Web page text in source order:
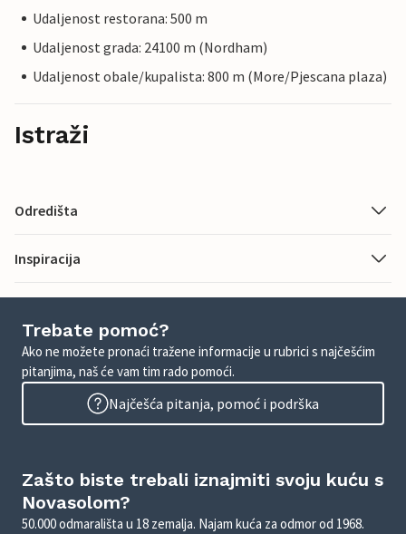
Udaljenost restorana: 500 m
Udaljenost grada: 24100 m (Nordham)
Udaljenost obale/kupalista: 800 m (More/Pjescana plaza)
Istraži
Odredišta
Inspiracija
Trebate pomoć?
Ako ne možete pronaći tražene informacije u rubrici s najčešćim
pitanjima, naš će vam tim rado pomoći.
Najčešća pitanja, pomoć i podrška
Zašto biste trebali iznajmiti svoju kuću s
Novasolom?
50.000 odmarališta u 18 zemalja. Najam kuća za odmor od 1968.